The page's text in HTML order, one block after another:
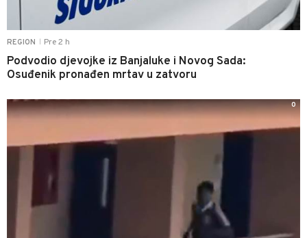
REGION Pre 2 h
Podvodio djevojke iz Banjaluke i Novog Sada:
Osuđenik pronađen mrtav u zatvoru
0